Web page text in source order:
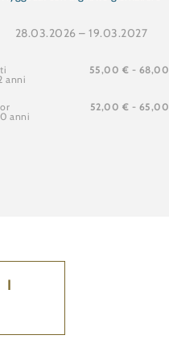
28.03.2026 – 19.03.2027
anni
55,00 € -
anni
52,00 € -
I